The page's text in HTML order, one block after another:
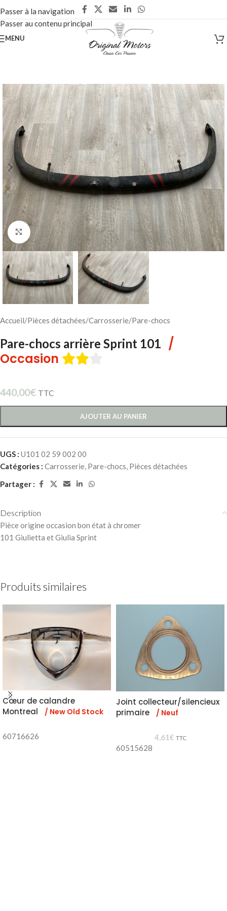
Passer à la navigation
Passer au contenu principal
MENU
Cliquez pour agrandir
Accueil/Pièces détachées/Carrosserie/Pare-chocs
Pare-chocs arrière Sprint 101 /
Occasion
440,00€ TTC
AJOUTER AU PANIER
UGS : U101 02 59 002 00
Catégories : Carrosserie, Pare-chocs, Pièces détachées
Partager :
Description
Pièce origine occasion bon état à chromer
101 Giulietta et Giulia Sprint
Produits similaires
Cœur de calandre
Montreal
/ New Old Stock
60716626
Joint collecteur/silencieux
primaire
/ Neuf
4,61€ TTC
60515628